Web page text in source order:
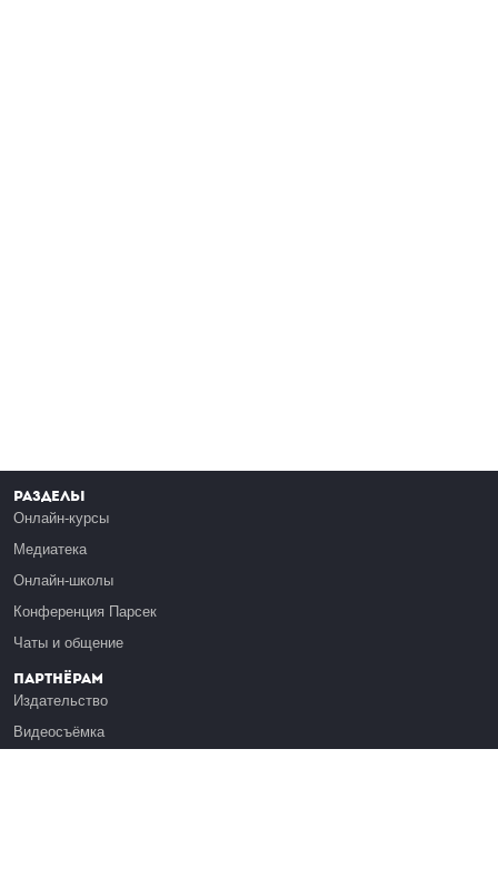
Разделы
Онлайн-курсы
Медиатека
Онлайн-школы
Конференция Парсек
Чаты и общение
Партнёрам
Издательство
Видеосъёмка